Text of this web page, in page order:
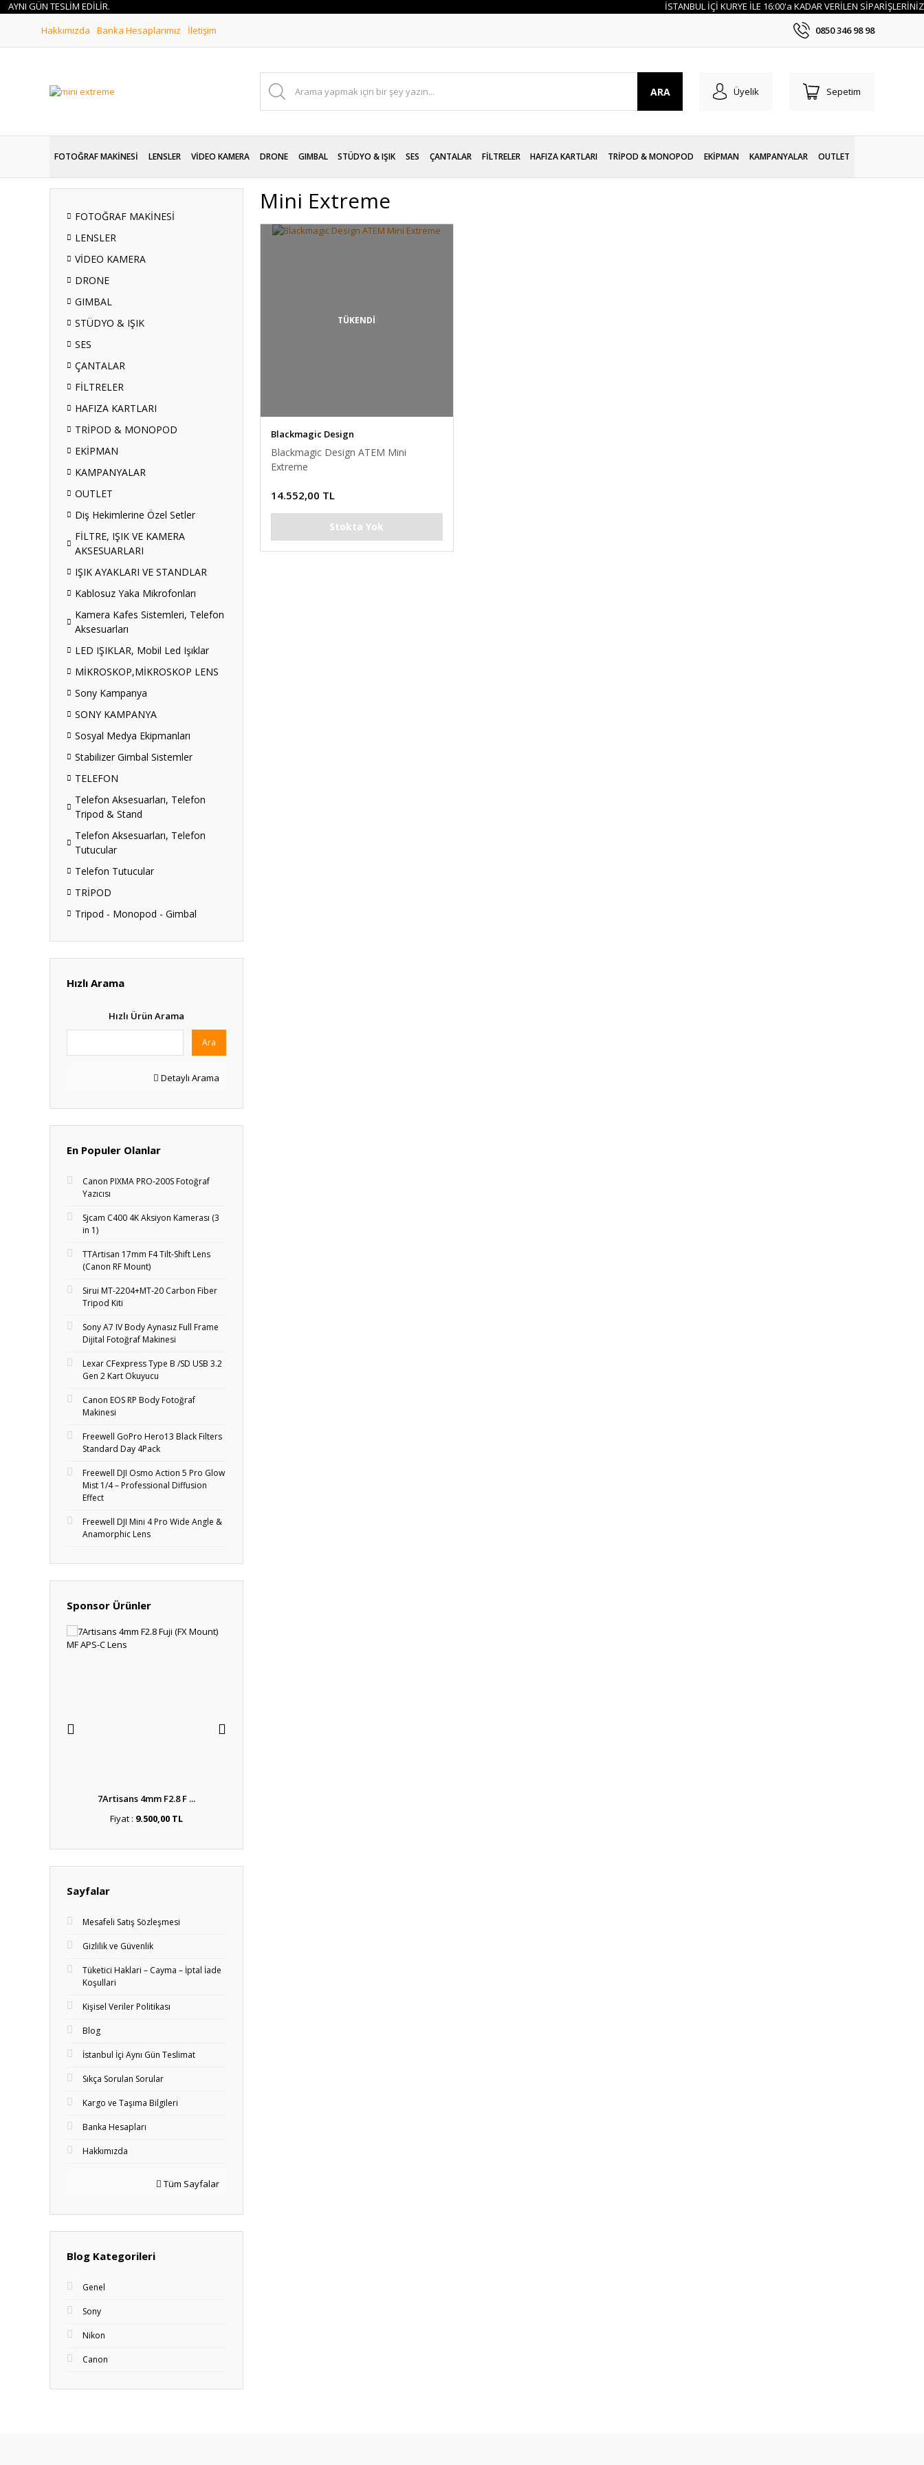
GÜN TESLİM EDİLİR.
İSTANBUL İÇİ KURYE İLE 16:00'a KADAR VERİLEN SİPARİŞLERİNİZ
Hakkımızda
Banka Hesaplarımız İletişim 0850 346 98 98
ARA Üyelik Sepetim
FOTOĞRAF MAKİNESİ LENSLER VİDEO KAMERA DRONE GIMBAL STÜDYO & IŞIK SES ÇANTALAR FİLTRELER HAFIZA KARTLARI TRİPOD & MONOPOD EKİPMAN KAMPANYALAR OUTLET
FOTOĞRAF MAKİNESİ
LENSLER
VİDEO KAMERA
DRONE
GIMBAL
STÜDYO & IŞIK
SES
ÇANTALAR
FİLTRELER
HAFIZA KARTLARI
TRİPOD & MONOPOD
EKİPMAN
KAMPANYALAR
OUTLET
Diş Hekimlerine Özel Setler
FİLTRE, IŞIK VE KAMERA
AKSESUARLARI
IŞIK AYAKLARI VE STANDLAR
Kablosuz Yaka Mikrofonları
Kamera Kafes Sistemleri, Telefon
Aksesuarları
LED IŞIKLAR, Mobil Led Işıklar
MİKROSKOP,MİKROSKOP LENS
Sony Kampanya
SONY KAMPANYA
Sosyal Medya Ekipmanları
Stabilizer Gimbal Sistemler
TELEFON
Telefon Aksesuarları, Telefon
Tripod & Stand
Telefon Aksesuarları, Telefon
Tutucular
Telefon Tutucular
TRİPOD
Tripod - Monopod - Gimbal
Hızlı Arama
Hızlı Ürün Arama
Ara
Detaylı Arama
En Populer Olanlar
Canon PIXMA PRO-200S Fotoğraf
Yazıcısı
Sjcam C400 4K Aksiyon Kamerası (3
in 1)
TTArtisan 17mm F4 Tilt-Shift Lens
(Canon RF Mount)
Sirui MT-2204+MT‑20 Carbon Fiber
Tripod Kiti
Sony A7 IV Body Aynasız Full Frame
Dijital Fotoğraf Makinesi
Lexar CFexpress Type B /SD USB 3.2
Gen 2 Kart Okuyucu
Canon EOS RP Body Fotoğraf
Makinesi
Freewell GoPro Hero13 Black Filters
Standard Day 4Pack
Freewell DJI Osmo Action 5 Pro Glow
Mist 1/4 – Professional Diffusion
Effect
Freewell DJI Mini 4 Pro Wide Angle &
Anamorphic Lens
Sponsor Ürünler
7Artisans 4mm F2.8 F ...
Fiyat : 9.500,00 TL
Sayfalar
Mesafeli Satış Sözleşmesi
Gizlilik ve Güvenlik
Tüketici Haklari – Cayma – İptal İade
Koşullari
Kişisel Veriler Politikası
Blog
İstanbul İçi Aynı Gün Teslimat
Sıkça Sorulan Sorular
Kargo ve Taşıma Bilgileri
Banka Hesapları
Hakkımızda
Tüm Sayfalar
Blog Kategorileri
Genel
Sony
Nikon
Canon
Mini Extreme
TÜKENDİ
Blackmagic Design
Blackmagic Design ATEM Mini
Extreme
14.552,00 TL
Stokta Yok